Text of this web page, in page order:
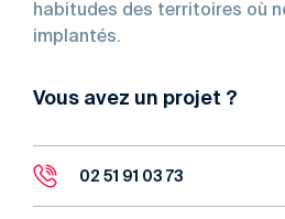
habitudes des territoires où
implantés.
Vous avez un projet ?
02 51 91 03 73